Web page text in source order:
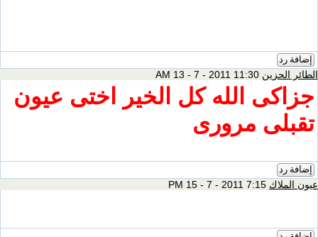
إضافة رد
الطائر الحزين
جزاكى الله كل الخير اختى عيون
تقبلى مرورى
إضافة رد
عيون الملاك